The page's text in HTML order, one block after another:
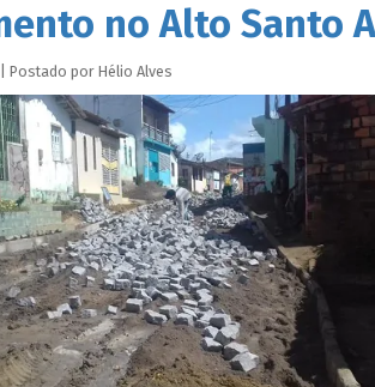
no Alto Santo
Postado por Hélio Alves